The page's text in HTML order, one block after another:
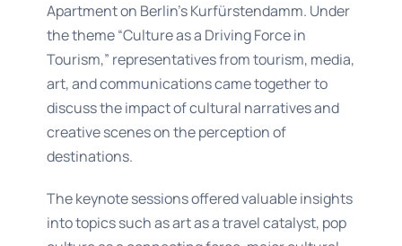
Apartment on Berlin’s Kurfürstendamm. Under
the theme “Culture as a Driving Force in
Tourism,” representatives from tourism, media,
art, and communications came together to
discuss the impact of cultural narratives and
creative scenes on the perception of
destinations.
The keynote sessions offered valuable insights
into topics such as art as a travel catalyst, pop